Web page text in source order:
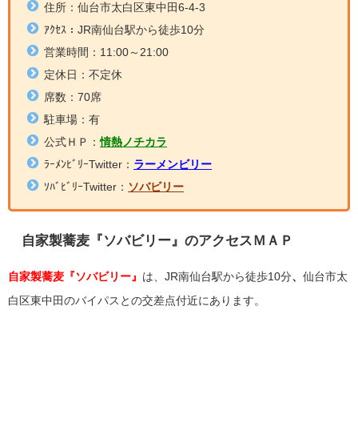
住所： 仙台市太白区東中田6-4-3
ｱｸｾｽ：JR南仙台駅から徒歩10分
営業時間： 11:00～21:00
定休日：不定休
席数：70席
駐車場：有
公式ＨＰ：情熱ノチカラ
ﾗｰﾒﾝﾋﾞﾘｰTwitter： ラーメンビリー
ｿﾊﾞﾋﾞﾘｰTwitter： ソバビリー
自家製蕎麦『ソバビリー』のアクセスＭＡＰ
自家製蕎麦『ソバビリー』 は、JR南仙台駅から徒歩10分、 仙台市太
白区東中田のバイパスとの交差点付近にあります。